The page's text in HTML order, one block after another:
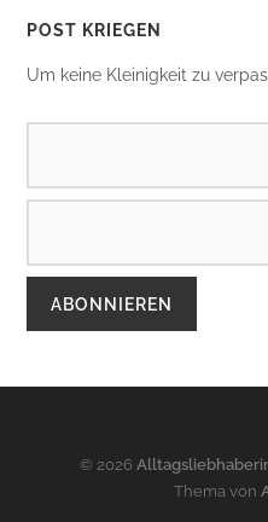
POST KRIEGEN
Um keine Kleinigkeit zu
© 2026
Thema von